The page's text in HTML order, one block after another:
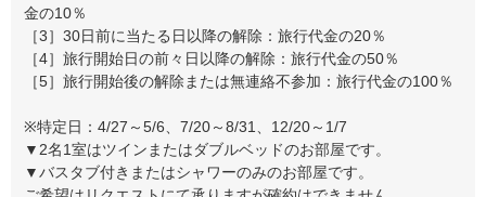
金の10％
［3］30日前に当たる日以降の解除：旅行代金の20％
［4］旅行開始日の前々日以降の解除：旅行代金の50％
［5］旅行開始後の解除または無連絡不参加：旅行代金の100％
※特定日：4/27～5/6、7/20～8/31、12/20～1/7
▼2名1室はツインまたはダブルベッドのお部屋です。
▼バスタブ付きまたはシャワーのみのお部屋です。